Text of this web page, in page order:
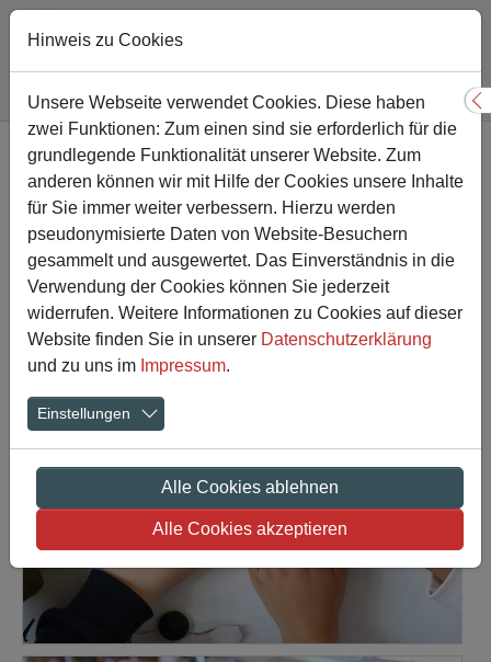
Zum Hauptinhalt springen
Sie sind hier:
Gesamtschule Aktuelles Artikel-Detailansicht
Unser 6. Jahrgang auf
Schatzsuche - Teambuilding
der besonderen Art
23.02.2022
Hinweis zu Cookies
Unsere Webseite verwendet Cookies. Diese haben
zwei Funktionen: Zum einen sind sie erforderlich für die
grundlegende Funktionalität unserer Website. Zum
anderen können wir mit Hilfe der Cookies unsere Inhalte
für Sie immer weiter verbessern. Hierzu werden
pseudonymisierte Daten von Website-Besuchern
gesammelt und ausgewertet. Das Einverständnis in die
Verwendung der Cookies können Sie jederzeit
widerrufen. Weitere Informationen zu Cookies auf dieser
Website finden Sie in unserer Datenschutzerklärung
und zu uns im Impressum.
Einstellungen
Alle Cookies ablehnen
Alle Cookies akzeptieren